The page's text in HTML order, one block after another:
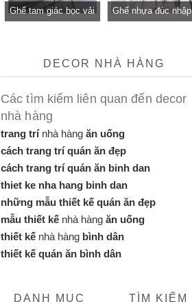
Ghế tam giác bọc vải
bố GLM12B-ghế tiếp
tại Tp.HCM
Ghế nhựa đúc nhập
khẩu GLM117- ghế
Tp.HCM
DECOR NHÀ HÀNG
Các tìm kiếm liên quan đến decor
nhà hàng
trang trínhà hàng ăn uống
cách trang trí quán ăn đẹp
cách trang trí quán ăn binh dan
thiet ke nha hang binh dan
những mẫu thiết kế quán ăn đẹp
mẫu thiết kế nhà hàng ăn uống
thiết kế nhà hàng bình dân
thiết kế quán ăn bình dân
DANH MỤC TÌM KIẾM